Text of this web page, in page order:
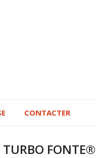
CONTACTER
FONTE®